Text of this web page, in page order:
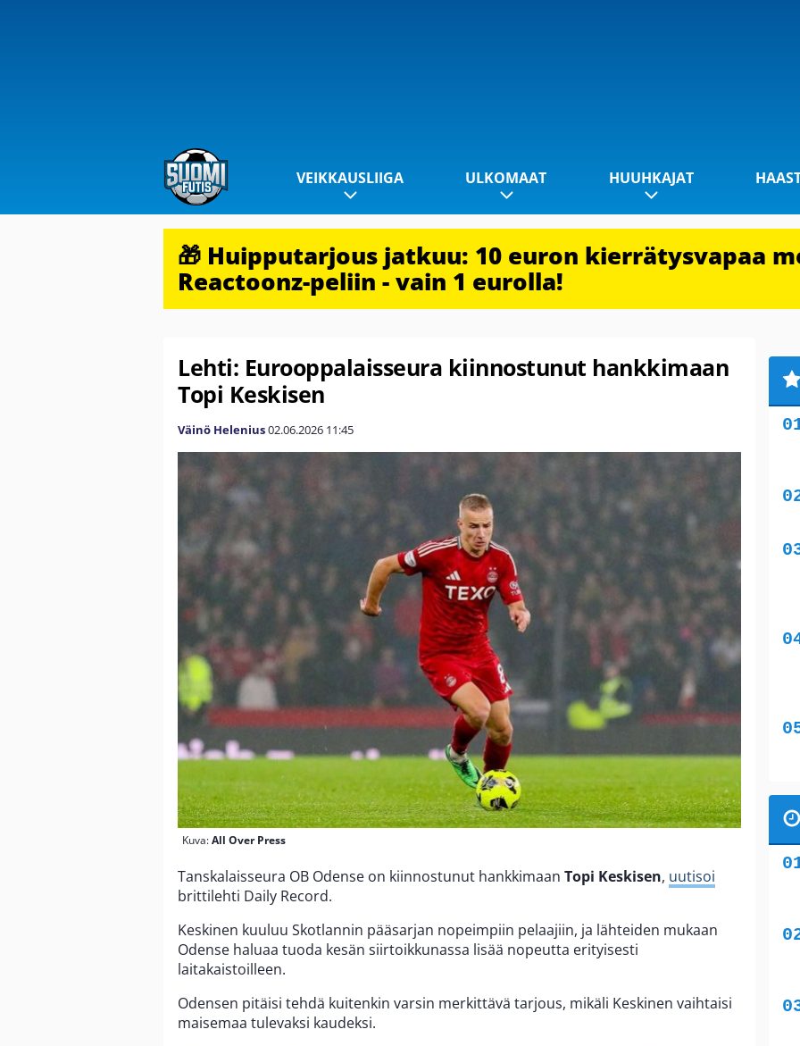
VEIKKAUSLIIGA ULKOMAAT HUUHKAJAT
🎁 Huipputarjous jatkuu: 10 euron kierrätysvapaa
Reactoonz-peliin - vain 1 eurolla!
Lehti: Eurooppalaisseura kiinnostunut hankkimaan
Topi Keskisen
Väinö Helenius02.06.2026 11:45
Kuva:All Over Press
Tanskalaisseura OB Odense on kiinnostunut hankkimaan Topi Keskisen, uutisoi
brittilehti Daily Record.
Keskinen kuuluu Skotlannin pääsarjan nopeimpiin pelaajiin, ja lähteiden mukaan
Odense haluaa tuoda kesän siirtoikkunassa lisää nopeutta erityisesti
laitakaistoilleen.
Odensen pitäisi tehdä kuitenkin varsin merkittävä tarjous, mikäli Keskinen vaihtaisi
maisemaa tulevaksi kaudeksi.